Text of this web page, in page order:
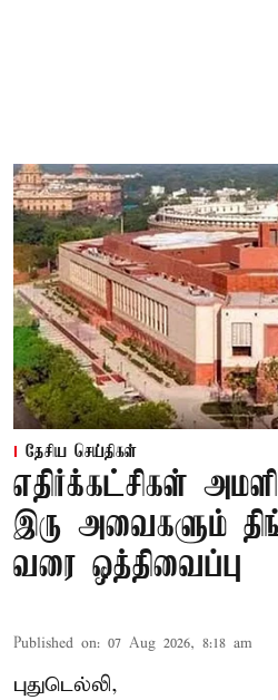
தேசிய செய்திகள்
எதிர்க்கட்சிகள்
இரு அவைகளும்
வரை ஒத்திவைப்பு
Published on: 07 Aug 2026, 8:18 am
புதுடெல்லி,